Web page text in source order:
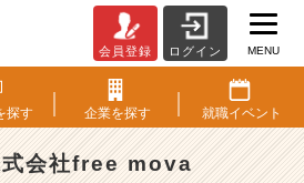
会員登録 ログイン MENU
探す 企業を探す 就職イベント
会社free mova